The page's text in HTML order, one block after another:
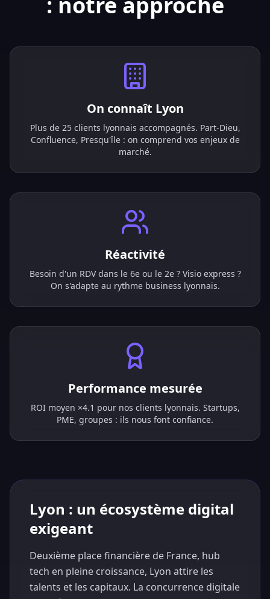
On connaît Lyon
Plus de 25 clients lyonnais accompagnés. Part-Dieu,
Confluence, Presqu'île : on comprend vos enjeux de
marché.
Réactivité
Besoin d'un RDV dans le 6e ou le 2e ? Visio express ?
On s'adapte au rythme business lyonnais.
Performance mesurée
ROI moyen ×4.1 pour nos clients lyonnais. Startups,
PME, groupes : ils nous font confiance.
Lyon : un écosystème digital
exigeant
Deuxième place financière de France, hub
tech en pleine croissance, Lyon attire les
talents et les capitaux. La concurrence digitale